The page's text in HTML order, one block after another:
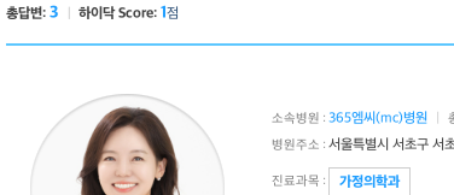
총답변: 3 하이닥 Score: 1점
소속병원 : 365엠씨(mc)병원
병원주소 : 서울특별시 서초구 서
진료과목 : 가정의학과